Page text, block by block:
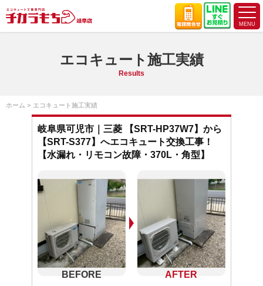
エコキュート施工実績
Results
ホーム エコキュート施工実績
岐阜県可児市｜三菱 【SRT-HP37W7】から
【SRT-S377】へエコキュート交換工事！
【水漏れ・リモコン故障・370L・角型】